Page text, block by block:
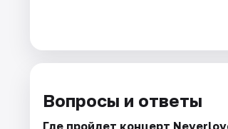
Вопросы и ответы
Где пройдет концерт